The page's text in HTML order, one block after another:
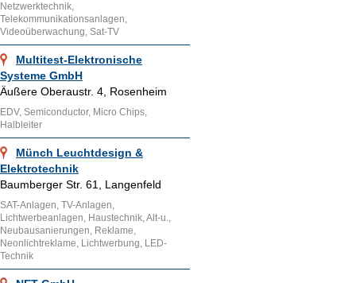
Netzwerktechnik,
Telekommunikationsanlagen,
Videoüberwachung, Sat-TV
Multitest-Elektronische
Systeme GmbH
Äußere Oberaustr. 4, Rosenheim
EDV, Semiconductor, Micro Chips,
Halbleiter
Münch Leuchtdesign &
Elektrotechnik
Baumberger Str. 61, Langenfeld
SAT-Anlagen, TV-Anlagen,
Lichtwerbeanlagen, Haustechnik, Alt-u.,
Neubausanierungen, Reklame,
Neonlichtreklame, Lichtwerbung, LED-
Technik